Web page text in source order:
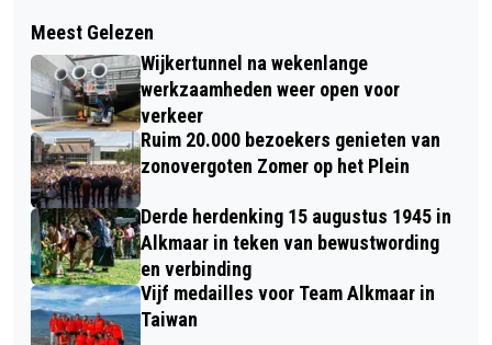
BOSW8ER IN DE KLAS – AFLEVERING
20: WATERBEESTJES SAFARI
ZWAAR ONGELUK MARKENBINNEN
KOST 21-JARIGE MAN HET LEVEN;
ZOEKTOCHT NAAR MOGELIJKE DERDE
SLACHTOFFER
Meest Gelezen
Wijkertunnel na wekenlange
werkzaamheden weer open voor
verkeer
Ruim 20.000 bezoekers genieten van
zonovergoten Zomer op het Plein
Derde herdenking 15 augustus 1945 in
Alkmaar in teken van bewustwording
en verbinding
Vijf medailles voor Team Alkmaar in
Taiwan